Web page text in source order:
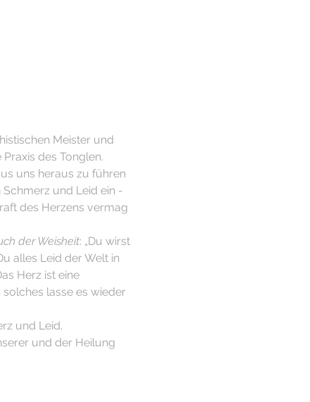
Meister und
des Tonglen.
uns heraus zu führen
und Leid ein -
des Herzens vermag
der Weisheit: „Du wirst
alles Leid der Welt in
Herz ist eine
lasse es wieder
und Leid.
und der Heilung